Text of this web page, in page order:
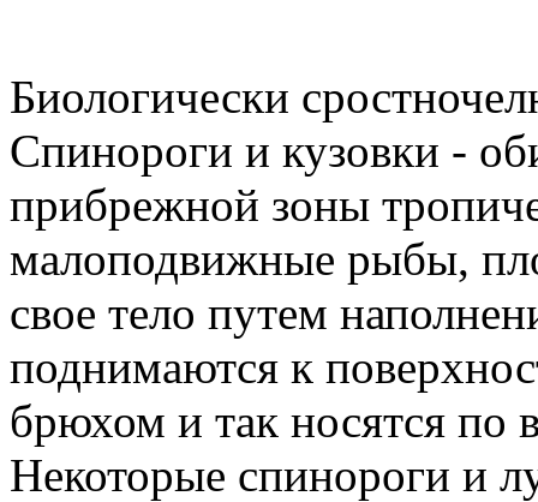
Биологически
Спинороги и кузовки -
прибрежной зоны
малоподвижные рыбы,
свое тело путем
поднимаются к
брюхом и так носятся по
Некоторые спинороги и